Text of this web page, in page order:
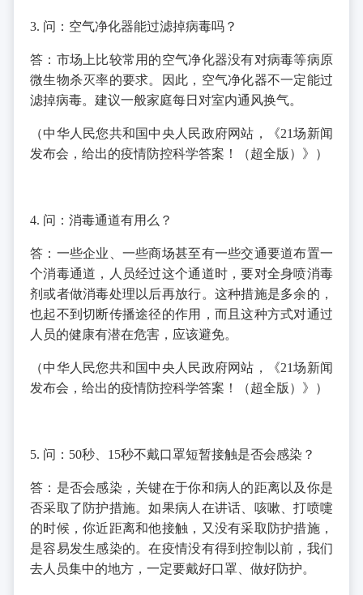
3. 问：空气净化器能过滤掉病毒吗？
答：市场上比较常用的空气净化器没有对病毒等病原
微生物杀灭率的要求。因此，空气净化器不一定能过
滤掉病毒。建议一般家庭每日对室内通风换气。
（中华人民您共和国中央人民政府网站，《21场新闻
发布会，给出的疫情防控科学答案！（超全版）》）
4. 问：消毒通道有用么？
答：一些企业、一些商场甚至有一些交通要道布置一
个消毒通道，人员经过这个通道时，要对全身喷消毒
剂或者做消毒处理以后再放行。这种措施是多余的，
也起不到切断传播途径的作用，而且这种方式对通过
人员的健康有潜在危害，应该避免。
（中华人民您共和国中央人民政府网站，《21场新闻
发布会，给出的疫情防控科学答案！（超全版）》）
5. 问：50秒、15秒不戴口罩短暂接触是否会感染？
答：是否会感染，关键在于你和病人的距离以及你是
否采取了防护措施。如果病人在讲话、咳嗽、打喷嚏
的时候，你近距离和他接触，又没有采取防护措施，
是容易发生感染的。在疫情没有得到控制以前，我们
去人员集中的地方，一定要戴好口罩、做好防护。